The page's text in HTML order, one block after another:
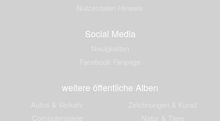
Social Media
weitere öffentliche Alben